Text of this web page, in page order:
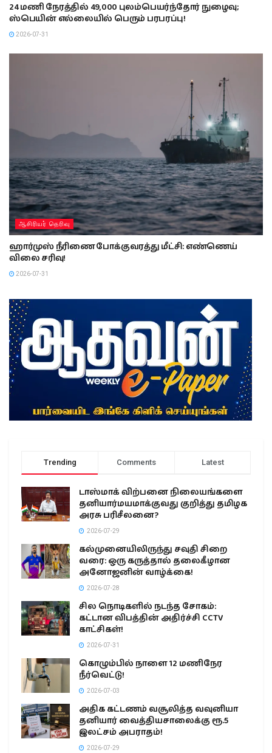
24 மணி நேரத்தில் 49,000 புலம்பெயர்ந்தோர் நுழைவு;
ஸ்பெயின் எல்லையில் பெரும் பரபரப்பு!
2026-07-31
ஆசிரியர் தெரிவு
ஹார்முஸ் நீரிணை போக்குவரத்து மீட்சி: எண்ணெய்
விலை சரிவு!
2026-07-31
Trending Comments Latest
டாஸ்மாக் விற்பனை நிலையங்களை
தனியார்மயமாக்குவது குறித்து தமிழக
அரசு பரிசீலனை?
2026-07-29
கல்முனையிலிருந்து சவுதி சிறை
வரை: ஒரு கருத்தால் தலைகீழான
அனோஜனின் வாழ்க்கை!
2026-07-28
சில நொடிகளில் நடந்த சோகம்:
கட்டான விபத்தின் அதிர்ச்சி CCTV
காட்சிகள்!
2026-07-31
கொழும்பில் நாளை 12 மணிநேர
நீர்வெட்டு!
2026-07-03
அதிக கட்டணம் வசூலித்த வவுனியா
தனியார் வைத்தியசாலைக்கு ரூ.5
இலட்சம் அபராதம்!
2026-07-29